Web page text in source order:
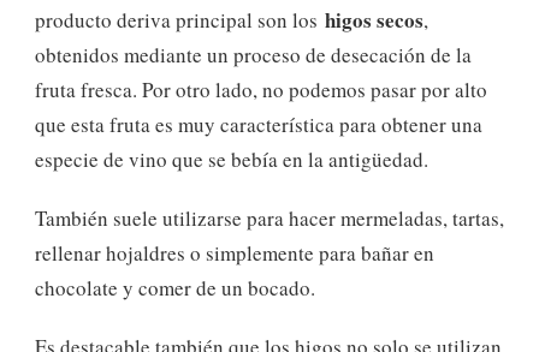
producto deriva principal son los higos secos,
obtenidos mediante un proceso de desecación de la
fruta fresca. Por otro lado, no podemos pasar por alto
que esta fruta es muy característica para obtener una
especie de vino que se bebía en la antigüedad.
También suele utilizarse para hacer mermeladas, tartas,
rellenar hojaldres o simplemente para bañar en
chocolate y comer de un bocado.
Es destacable también que los higos no solo se utilizan